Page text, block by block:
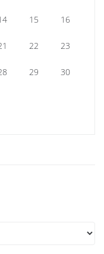
15 16
22 23
29 30